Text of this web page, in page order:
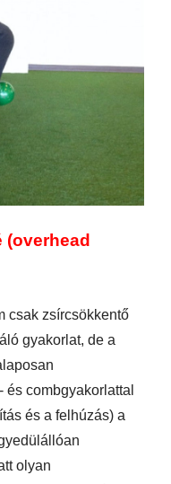
csak zsírcsökkentő
gyakorlat, de a
és combgyakorlattal
és a felhúzás) a
olyan